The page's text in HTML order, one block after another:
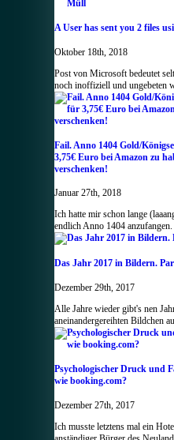
A User has sent you 2 files
Oktober 18th, 2018
Post von Microsoft bedeutet
noch inoffiziell und ungebeten
Fail. Anno 1404 Gold/
3,75€ Euro bei Amazon zu
verschenken!
Januar 27th, 2018
Ich hatte mir schon lange
endlich Anno 1404
Das Jahr 2017 in Bildern.
Dezember 29th, 2017
Alle Jahre wieder gibt's nen
aneinandergereihten Bildchen
Psychologischer Druck und
wie booking.com?
Dezember 27th, 2017
Ich musste letztens mal ein